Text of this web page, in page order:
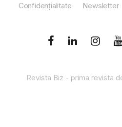
Confidențialitate
Newsletter
Revista Biz - prima revista